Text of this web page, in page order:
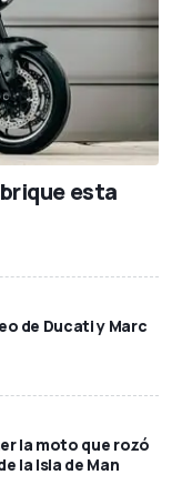
esta
de Ducati y Marc
la moto que rozó
la Isla de Man